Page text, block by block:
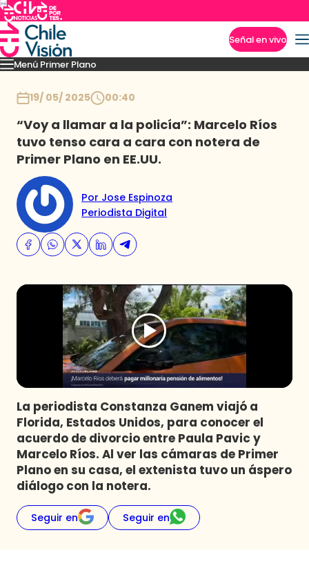
Señal en vivo
Menú Primer Plano
Capítulos Momentos Podcast Novedades
19/ 05/ 2025 00:40
“Voy a llamar a la policía”: Marcelo Ríos
tuvo tenso cara a cara con notera de
Primer Plano en EE.UU.
Por Jose Espinoza
Periodista Digital
La periodista Constanza Ganem viajó a
Florida, Estados Unidos, para conocer el
acuerdo de divorcio entre Paula Pavic y
Marcelo Ríos. Al ver las cámaras de Primer
Plano en su casa, el extenista tuvo un áspero
diálogo con la notera.
Seguir en Seguir en
Imperdibles
Programas
Club De La Comedia
Contigo en Directo
Plan Perfecto
El Tiempo
Sabingo
Todos Los Programas